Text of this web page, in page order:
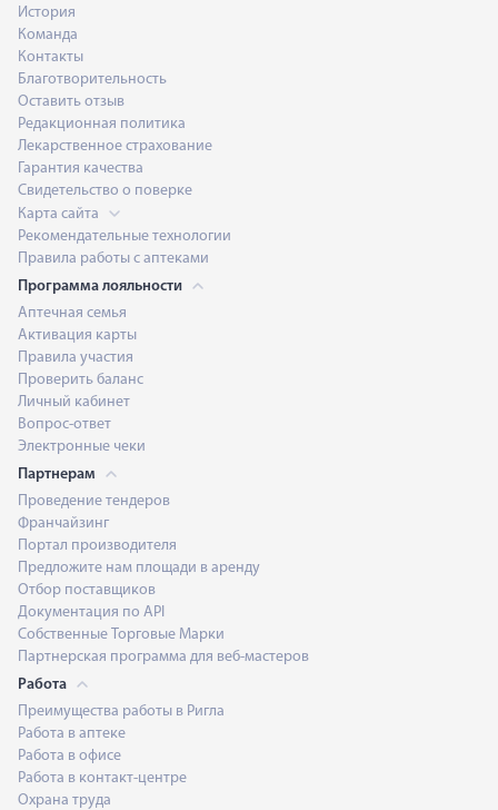
История
Команда
Контакты
Благотворительность
Оставить отзыв
Редакционная политика
Лекарственное страхование
Гарантия качества
Свидетельство о поверке
Карта сайта
Рекомендательные технологии
Правила работы с аптеками
Программа лояльности
Аптечная семья
Активация карты
Правила участия
Проверить баланс
Личный кабинет
Вопрос-ответ
Электронные чеки
Партнерам
Проведение тендеров
Франчайзинг
Портал производителя
Предложите нам площади в аренду
Отбор поставщиков
Документация по API
Собственные Торговые Марки
Партнерская программа для веб-мастеров
Работа
Преимущества работы в Ригла
Работа в аптеке
Работа в офисе
Работа в контакт-центре
Охрана труда